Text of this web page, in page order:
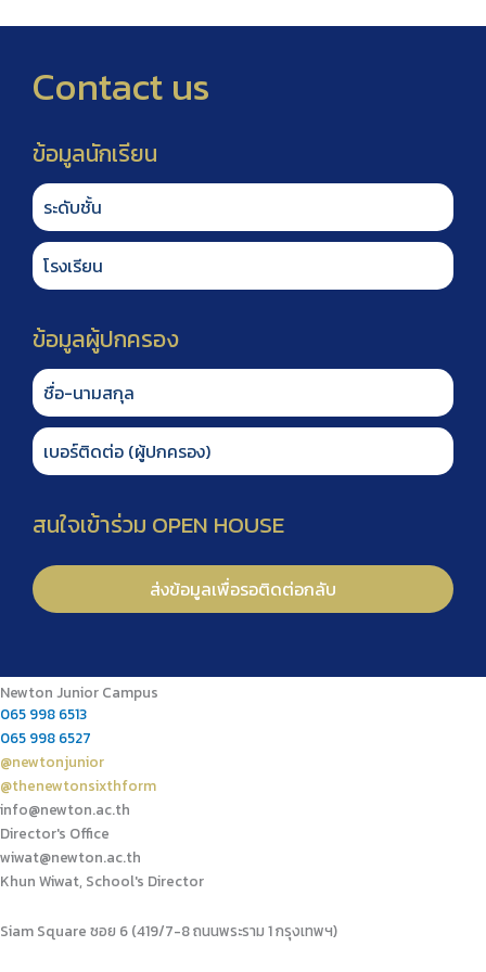
Newton Junior Campus
065 998 6513
065 998 6527
@newtonjunior
@thenewtonsixthform
info@newton.ac.th
Director's Office
wiwat@newton.ac.th
Khun Wiwat, School's Director
Siam Square ซอย 6 (419/7-8 ถนนพระราม 1 กรุงเทพฯ)